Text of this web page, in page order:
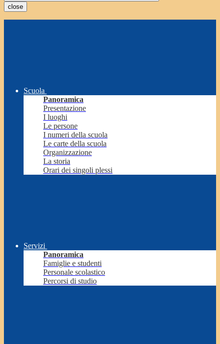
close
Scuola
Panoramica
Presentazione
I luoghi
Le persone
I numeri della scuola
Le carte della scuola
Organizzazione
La storia
Orari dei singoli plessi
Servizi
Panoramica
Famiglie e studenti
Personale scolastico
Percorsi di studio